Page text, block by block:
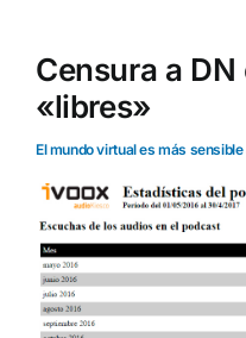
Censura a
«libres»
El mundo virtual es más